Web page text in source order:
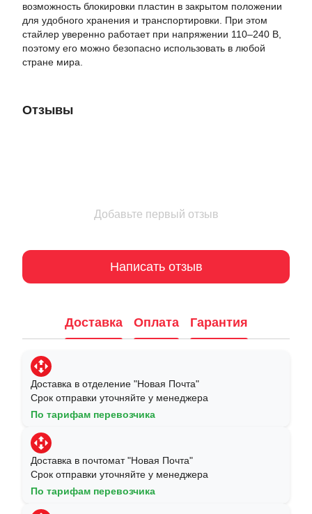
возможность блокировки пластин в закрытом положении
для удобного хранения и транспортировки. При этом
стайлер уверенно работает при напряжении 110–240 В,
поэтому его можно безопасно использовать в любой
стране мира.
Отзывы
Добавьте первый отзыв
Написать отзыв
Доставка Оплата Гарантия
Доставка в отделение "Новая Почта"
Срок отправки уточняйте у менеджера
По тарифам перевозчика
Доставка в почтомат "Новая Почта"
Срок отправки уточняйте у менеджера
По тарифам перевозчика